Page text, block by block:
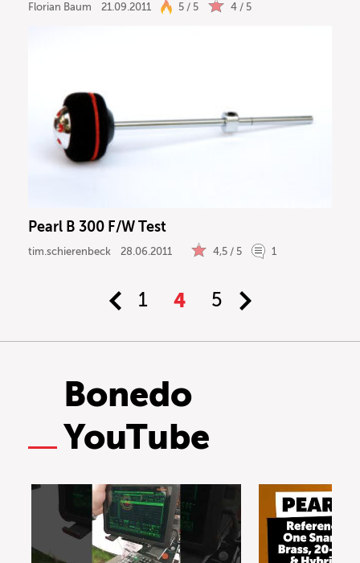
Florian Baum 21.09.2011 5 / 5 4 / 5
Pearl B 300 F/W Test
tim.schierenbeck 28.06.2011 4,5 / 5 1
1 4 5
Bonedo
YouTube